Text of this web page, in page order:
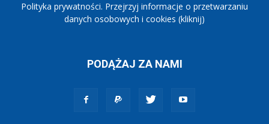
Polityka prywatności. Przejrzyj informacje o przetwarzaniu
danych osobowych i cookies (kliknij)
PODĄŻAJ ZA NAMI